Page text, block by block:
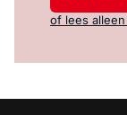
of lees